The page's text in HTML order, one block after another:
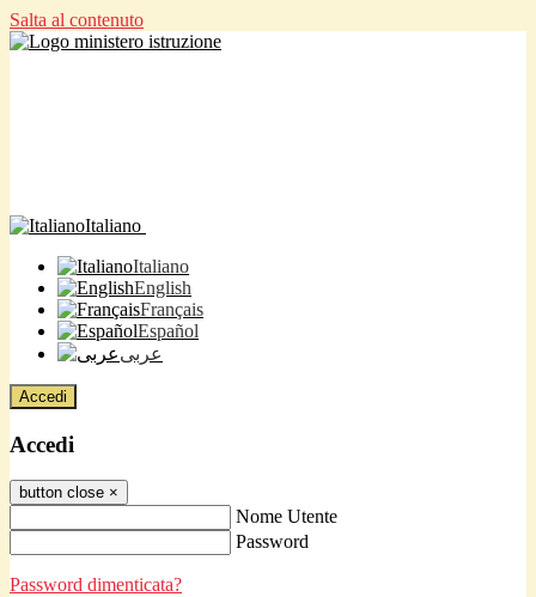
Salta al contenuto
Italiano
Italiano
English
Français
Español
عربى
Accedi
Accedi
button close ×
Nome Utente
Password
Password dimenticata?